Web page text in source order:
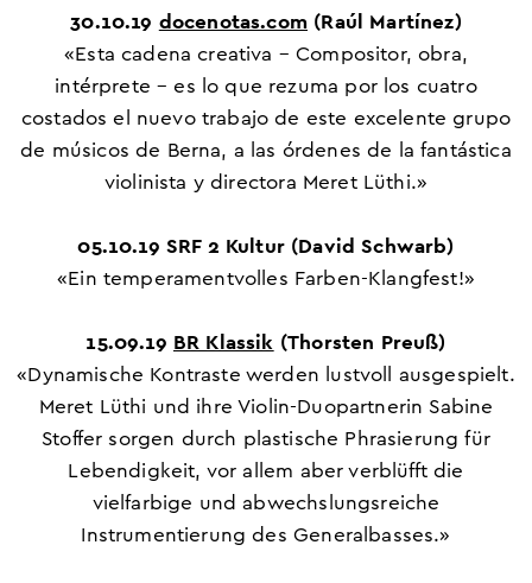
30.10.19 docenotas.com (Raúl Martínez)
«Esta cadena creativa – Compositor, obra,
intérprete – es lo que rezuma por los cuatro
costados el nuevo trabajo de este excelente grupo
de músicos de Berna, a las órdenes de la fantástica
violinista y directora Meret Lüthi.»
05.10.19 SRF 2 Kultur (David Schwarb)
«Ein temperamentvolles Farben-Klangfest!»
15.09.19 BR Klassik (Thorsten Preuß)
«Dynamische Kontraste werden lustvoll ausgespielt.
Meret Lüthi und ihre Violin-Duopartnerin Sabine
Stoffer sorgen durch plastische Phrasierung für
Lebendigkeit, vor allem aber verblüfft die
vielfarbige und abwechslungsreiche
Instrumentierung des Generalbasses.»